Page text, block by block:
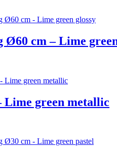
cm – Lime
Lime green metallic